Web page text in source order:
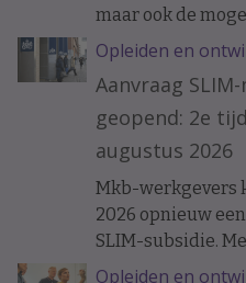
maar ook de
ervaring op te
loopbanen van
ontwikkelkansen
langere termijn
Opleiden en
Aanvraag
geopend: 2e
augustus 2026
Mkb-werkgevers
2026 opnieuw
SLIM-subsidie.
het ministerie van
Opleiden en